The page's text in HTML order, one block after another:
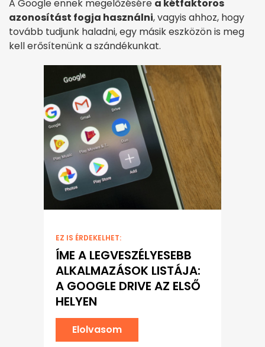
A Google ennek megelőzésére a kétfaktoros
azonosítást fogja használni, vagyis ahhoz, hogy
tovább tudjunk haladni, egy másik eszközön is meg
kell erősítenünk a szándékunkat.
EZ IS ÉRDEKELHET:
ÍME A LEGVESZÉLYESEBB
ALKALMAZÁSOK LISTÁJA:
A GOOGLE DRIVE AZ ELSŐ
HELYEN
Elolvasom